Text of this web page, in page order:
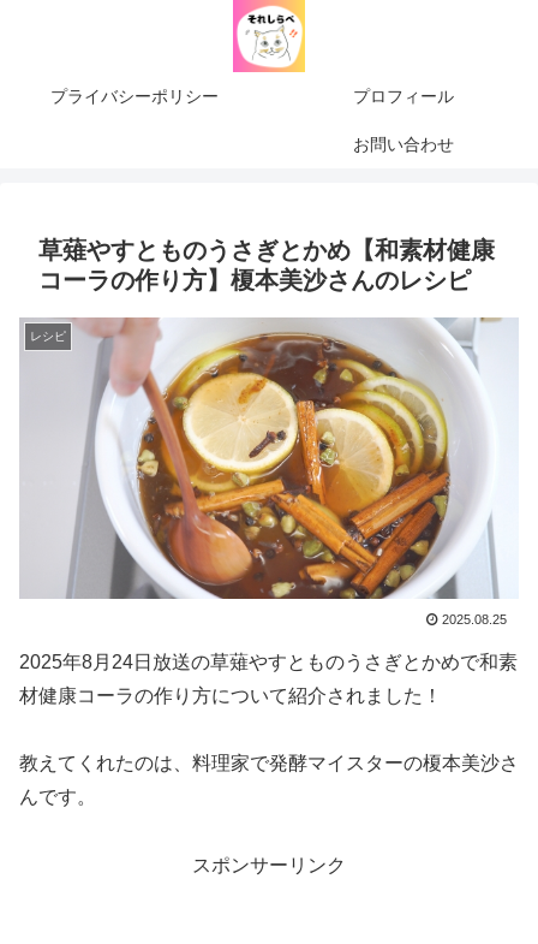
プライバシーポリシー プロフィール
お問い合わせ
草薙やすとものうさぎとかめ【和素材健康
コーラの作り方】榎本美沙さんのレシピ
レシピ
2025.08.25
2025年8月24日放送の草薙やすとものうさぎとかめで和素
材健康コーラの作り方について紹介されました！
教えてくれたのは、料理家で発酵マイスターの榎本美沙さ
んです。
スポンサーリンク